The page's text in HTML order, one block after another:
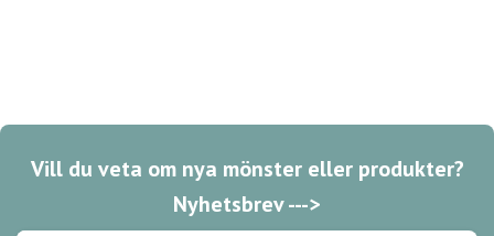
Vill du veta om nya mönster eller produkter?
Nyhetsbrev --->